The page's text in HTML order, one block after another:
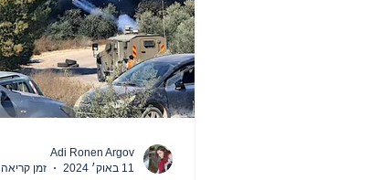
החברה הפלסטינית בישראל
Adi Ronen Argov
11 באוק׳ 2024
זמן קריאה 2 דקות